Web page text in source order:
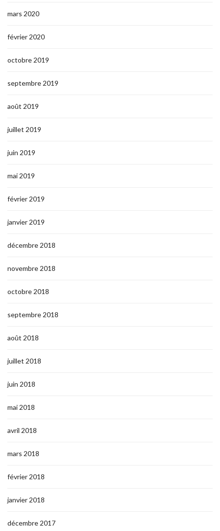
mars 2020
février 2020
octobre 2019
septembre 2019
août 2019
juillet 2019
juin 2019
mai 2019
février 2019
janvier 2019
décembre 2018
novembre 2018
octobre 2018
septembre 2018
août 2018
juillet 2018
juin 2018
mai 2018
avril 2018
mars 2018
février 2018
janvier 2018
décembre 2017